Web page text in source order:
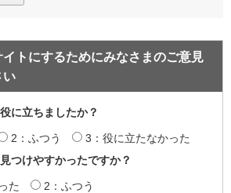
トにするためにみなさまのご意見
い
に立ちましたか？
2：ふつう
3：役に立たなかった
つけやすかったですか？
た
2：ふつう